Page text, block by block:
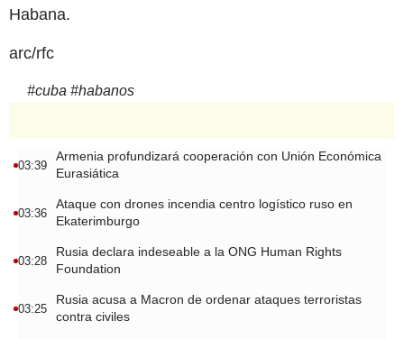
Habana.
arc/rfc
#cuba #habanos
03:39
Armenia profundizará cooperación con Unión Económica
Eurasiática
03:36
Ataque con drones incendia centro logístico ruso en
Ekaterimburgo
03:28
Rusia declara indeseable a la ONG Human Rights
Foundation
03:25
Rusia acusa a Macron de ordenar ataques terroristas
contra civiles